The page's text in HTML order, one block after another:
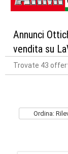
Annunci
vendita su
Trovate 43
Ordina: